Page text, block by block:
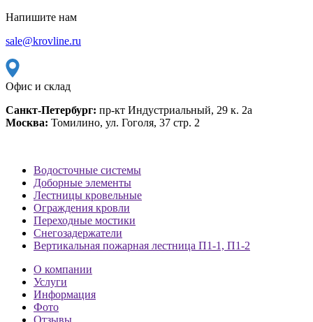
Напишите нам
sale@krovline.ru
Офис и склад
Санкт-Петербург: пр-кт Индустриальный, 29 к. 2а
Москва: Томилино, ул. Гоголя, 37 стр. 2
Водосточные системы
Доборные элементы
Лестницы кровельные
Ограждения кровли
Переходные мостики
Снегозадержатели
Вертикальная пожарная лестница П1-1, П1-2
О компании
Услуги
Информация
Фото
Отзывы